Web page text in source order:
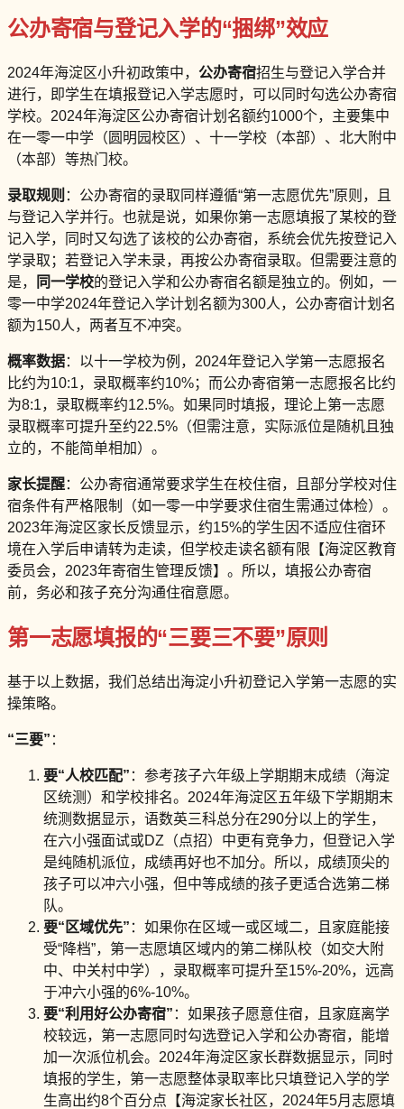
公办寄宿与登记入学的“捆绑”效应
2024年海淀区小升初政策中， 公办寄宿招生与登记入学合并
进行，即学生在填报登记入学志愿时，可以同时勾选公办寄宿
学校。2024年海淀区公办寄宿计划名额约1000个，主要集中
在一零一中学（圆明园校区）、十一学校（本部）、北大附中
（本部）等热门校。
录取规则 ：公办寄宿的录取同样遵循“第一志愿优先”原则，且
与登记入学并行。也就是说，如果你第一志愿填报了某校的登
记入学，同时又勾选了该校的公办寄宿，系统会优先按登记入
学录取；若登记入学未录，再按公办寄宿录取。但需要注意的
是，
同一学校的登记入学和公办寄宿名额是独立的。例如，一
零一中学2024年登记入学计划名额为300人，公办寄宿计划名
额为150人，两者互不冲突。
概率数据：以十一学校为例，2024年登记入学第一志愿报名
比约为10:1，录取概率约10%；而公办寄宿第一志愿报名比约
为8:1，录取概率约12.5%。如果同时填报，理论上第一志愿
录取概率可提升至约22.5%（但需注意，实际派位是随机且独
立的，不能简单相加）。
家长提醒：公办寄宿通常要求学生在校住宿，且部分学校对住
宿条件有严格限制（如一零一中学要求住宿生需通过体检）。
2023年海淀区家长反馈显示，约15%的学生因不适应住宿环
境在入学后申请转为走读，但学校走读名额有限【海淀区教育
委员会，2023年寄宿生管理反馈】。所以，填报公办寄宿
前，务必和孩子充分沟通住宿意愿。
第一志愿填报的“三要三不要”原则
基于以上数据，我们总结出海淀小升初登记入学第一志愿的实
操策略。
“三要” ：
要“人校匹配” ：参考孩子六年级上学期期末成绩（海淀
区统测）和学校排名。2024年海淀区五年级下学期期末
统测数据显示，语数英三科总分在290分以上的学生，
在六小强面试或DZ（点招）中更有竞争力，但登记入学
是纯随机派位，成绩再好也不加分。所以，成绩顶尖的
孩子可以冲六小强，但中等成绩的孩子更适合选第二梯
队。
要“区域优先” ：如果你在区域一或区域二，且家庭能接
受“降档”，第一志愿填区域内的第二梯队校（如交大附
中、中关村中学），录取概率可提升至15%-20%，远高
于冲六小强的6%-10%。
要“利用好公办寄宿” ：如果孩子愿意住宿，且家庭离学
校较远，第一志愿同时勾选登记入学和公办寄宿，能增
加一次派位机会。2024年海淀区家长群数据显示，同时
填报的学生，第一志愿整体录取率比只填登记入学的学
生高出约8个百分点【海淀家长社区，2024年5月志愿填